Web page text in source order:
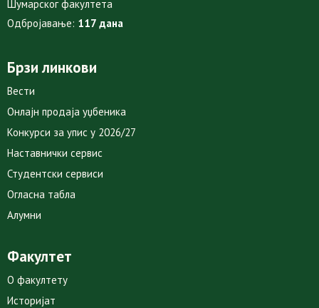
Шумарског факултета
Одбројавање: 117 дана
Брзи линкови
Вести
Онлајн продаја уџбеника
Конкурси за упис у 2026/27
Наставнички сервис
Студентски сервиси
Огласна табла
Алумни
Факултет
О факултету
Историјат